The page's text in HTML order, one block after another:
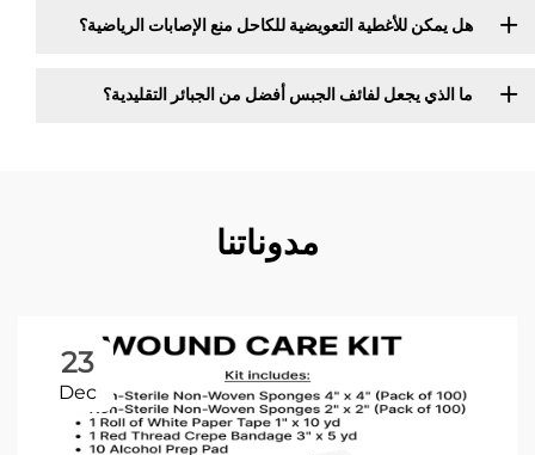
هل يمكن للأغطية التعويضية للكاحل منع الإصابات الرياضية؟
ما الذي يجعل لفائف الجبس أفضل من الجبائر التقليدية؟
مدوناتنا
23
Dec